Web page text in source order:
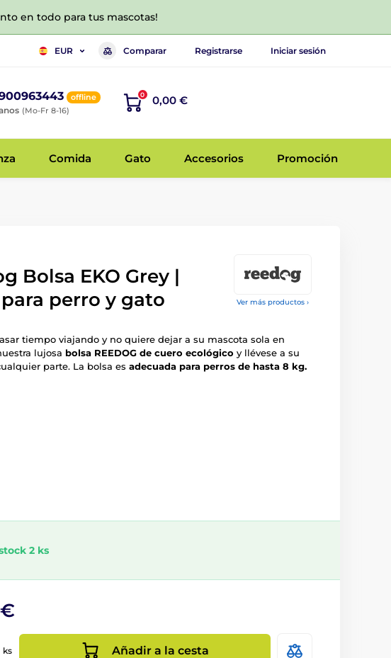
en todo para tus mascotas!
EUR Comparar Registrarse Iniciar sesión
offline
(Mo-Fr 8-16)
0 0,00 €
Comida Gato Accesorios Promoción
Ver más productos ›
Bolsa EKO Grey |
perro y gato
tiempo viajando y no quiere dejar a su mascota sola en
lujosa bolsa REEDOG de cuero ecológico y llévese a su
parte. La bolsa es adecuada para perros de hasta 8 kg.
2 ks
ks Añadir a la cesta